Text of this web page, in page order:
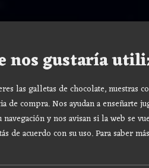
nos gustaría
las galletas de chocolate, nuestras
de compra. Nos ayudan a enseñarte
y nos avisan si la web se
de acuerdo con su uso.Para saber